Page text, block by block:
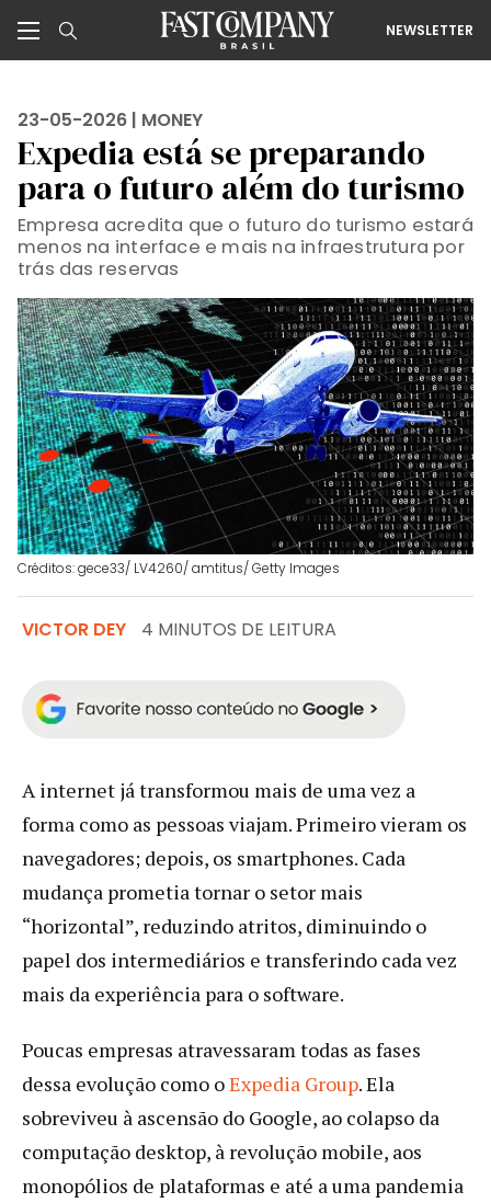
NEWSLETTER
23-05-2026 | MONEY
Expedia está se preparando
para o futuro além do turismo
Empresa acredita que o futuro do turismo estará
menos na interface e mais na infraestrutura por
trás das reservas
Créditos: gece33/ LV4260/ amtitus/ Getty Images
VICTOR DEY 4 MINUTOS DE LEITURA
A internet já transformou mais de uma vez a
forma como as pessoas viajam. Primeiro vieram os
navegadores; depois, os smartphones. Cada
mudança prometia tornar o setor mais
“horizontal”, reduzindo atritos, diminuindo o
papel dos intermediários e transferindo cada vez
mais da experiência para o software.
Poucas empresas atravessaram todas as fases
dessa evolução como oExpedia Group. Ela
sobreviveu à ascensão do Google, ao colapso da
computação desktop, à revolução mobile, aos
monopólios de plataformas e até a uma pandemia